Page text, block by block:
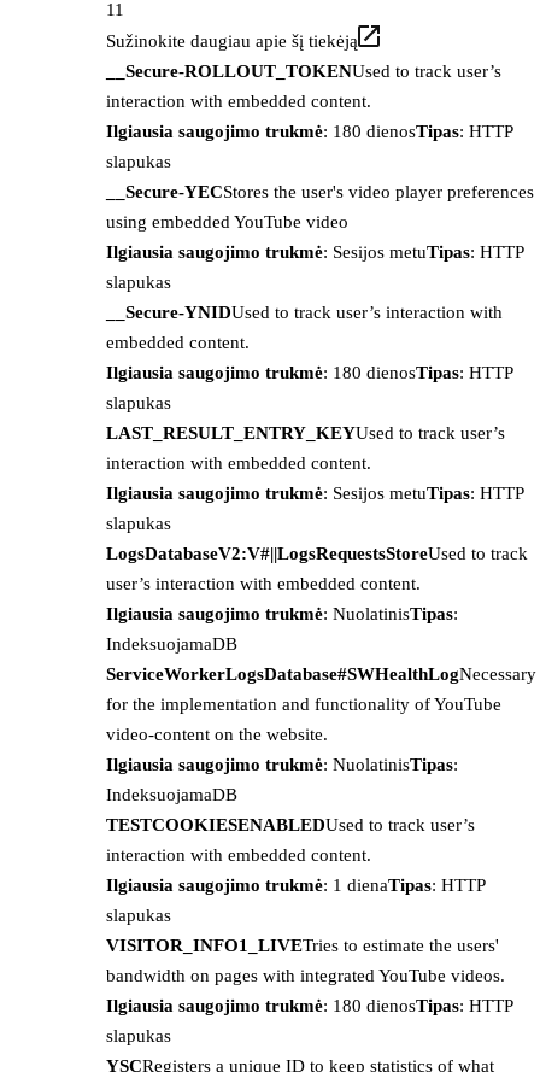
11
Sužinokite daugiau apie šį tiekėją
__Secure-ROLLOUT_TOKENUsed to track user’s
interaction with embedded content.
Ilgiausia saugojimo trukmė: 180 dienosTipas: HTTP
slapukas
__Secure-YECStores the user's video player preferences
using embedded YouTube video
Ilgiausia saugojimo trukmė: Sesijos metuTipas: HTTP
slapukas
__Secure-YNIDUsed to track user’s interaction with
embedded content.
Ilgiausia saugojimo trukmė: 180 dienosTipas: HTTP
slapukas
LAST_RESULT_ENTRY_KEYUsed to track user’s
interaction with embedded content.
Ilgiausia saugojimo trukmė: Sesijos metuTipas: HTTP
slapukas
LogsDatabaseV2:V#||LogsRequestsStoreUsed to track
user’s interaction with embedded content.
Ilgiausia saugojimo trukmė: NuolatinisTipas:
IndeksuojamaDB
ServiceWorkerLogsDatabase#SWHealthLogNecessary
for the implementation and functionality of YouTube
video-content on the website.
Ilgiausia saugojimo trukmė: NuolatinisTipas:
IndeksuojamaDB
TESTCOOKIESENABLEDUsed to track user’s
interaction with embedded content.
Ilgiausia saugojimo trukmė: 1 dienaTipas: HTTP
slapukas
VISITOR_INFO1_LIVETries to estimate the users'
bandwidth on pages with integrated YouTube videos.
Ilgiausia saugojimo trukmė: 180 dienosTipas: HTTP
slapukas
YSCRegisters a unique ID to keep statistics of what